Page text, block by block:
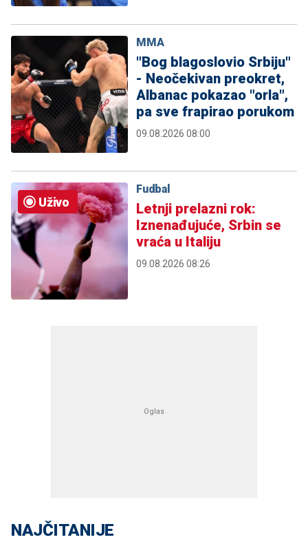
MMA
"Bog blagoslovio Srbiju"
- Neočekivan preokret,
Albanac pokazao "orla",
pa sve frapirao porukom
09.08.2026 08:00
Uživo
Fudbal
Letnji prelazni rok:
Iznenađujuće, Srbin se
vraća u Italiju
09.08.2026 08:26
NAJČITANIJE